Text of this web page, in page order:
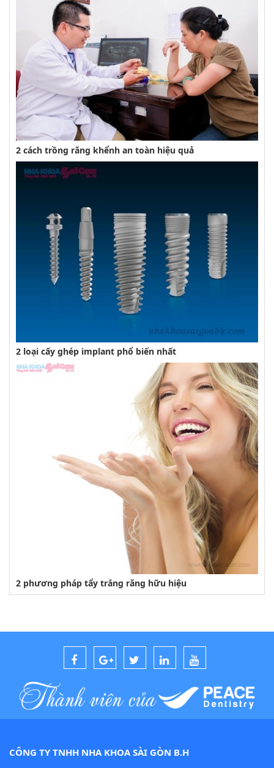
2 cách trồng răng khểnh an toàn hiệu quả
2 loại cấy ghép implant phổ biến nhất
2 phương pháp tẩy trắng răng hữu hiệu
CÔNG TY TNHH NHA KHOA SÀI GÒN B.H